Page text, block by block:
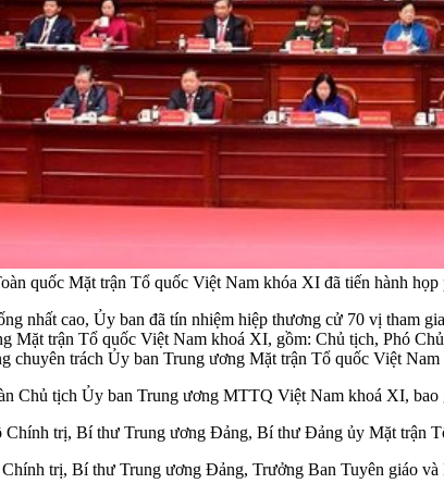
quốc Mặt trận Tổ quốc Việt Nam khóa XI đã tiến hành họp
nhất cao, Ủy ban đã tín nhiệm hiệp thương cử 70 vị
Mặt trận Tổ quốc Việt Nam khoá XI, gồm: Chủ tịch, Phó
chuyên trách Ủy ban Trung ương Mặt trận Tổ quốc Việt
Chủ tịch Ủy ban Trung ương MTTQ Việt Nam khoá XI, bao
trị, Bí thư Trung ương Đảng, Bí thư Đảng ủy Mặt trận
trị, Bí thư Trung ương Đảng, Trưởng Ban Tuyên giáo và